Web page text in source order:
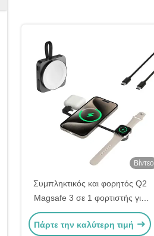
Βίντεο
Συμπληκτικός και φορητός Q2
Magsafe 3 σε 1 φορτιστής για
iPhone Watch και ακουστικά
Πάρτε την καλύτερη τιμή